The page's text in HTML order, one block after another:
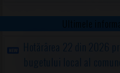
Ultimele
Hotărârea 22 din 2026
bugetului local al